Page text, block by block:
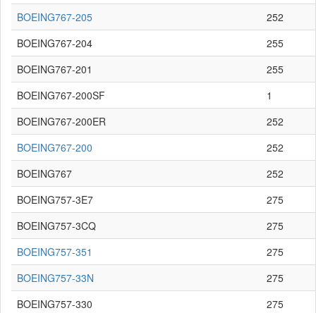
BOEING767-205
252
BOEING767-204
255
BOEING767-201
255
BOEING767-200SF
1
BOEING767-200ER
252
BOEING767-200
252
BOEING767
252
BOEING757-3E7
275
BOEING757-3CQ
275
BOEING757-351
275
BOEING757-33N
275
BOEING757-330
275